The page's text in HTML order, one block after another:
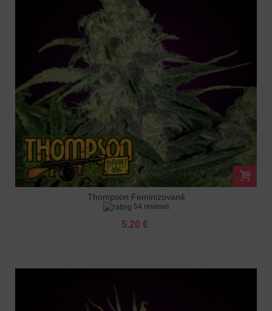
Thompson Feminizované
54 reviews
5.20 €